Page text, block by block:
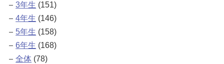
3年生 (151)
4年生 (146)
5年生 (158)
6年生 (168)
全体 (78)